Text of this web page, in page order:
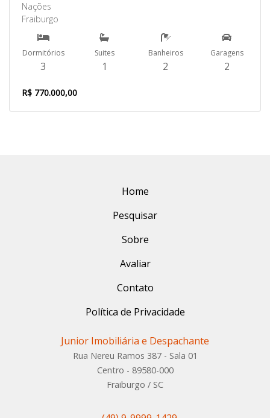
Nações
Fraiburgo
Dormitórios
3
Suites
1
Banheiros
2
Garagens
2
R$ 770.000,00
Home
Pesquisar
Sobre
Avaliar
Contato
Política de Privacidade
Junior Imobiliária e Despachante
Rua Nereu Ramos 387 - Sala 01
Centro - 89580-000
Fraiburgo / SC